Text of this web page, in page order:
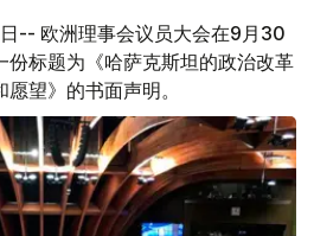
-- 欧洲理事会议员大会在9月30
份标题为《哈萨克斯坦的政治改革
望》的书面声明。